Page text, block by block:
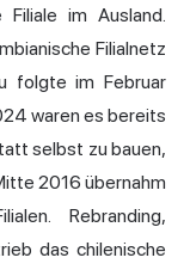
im Ausland.
Filialnetz
folgte im Februar
waren es bereits
selbst zu bauen,
2016 übernahm
Rebranding,
das chilenische